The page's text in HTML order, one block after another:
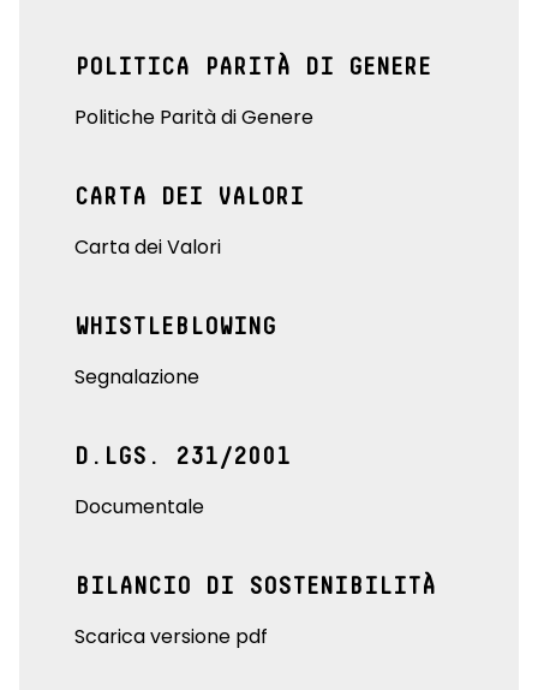
POLITICA PARITÀ DI GENERE
Politiche Parità di Genere
CARTA DEI VALORI
Carta dei Valori
WHISTLEBLOWING
Segnalazione
D.LGS. 231/2001
Documentale
BILANCIO DI SOSTENIBILITÀ
Scarica versione pdf